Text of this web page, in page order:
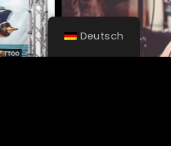
Deutsch